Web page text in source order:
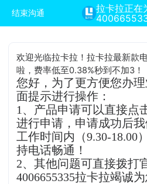
结束沟通
拉卡拉正在
欢迎光临拉卡拉！拉卡拉最新款
啦，费率低至0.38%秒到不加3！
您好，为了更方便您办
面提示进行操作：
1、产品申请可以直接点
进行申请，申请成功后
工作时间内（9.30-18.00
持电话畅通！
2、其他问题可直接拨打
4006655335拉卡拉竭诚为